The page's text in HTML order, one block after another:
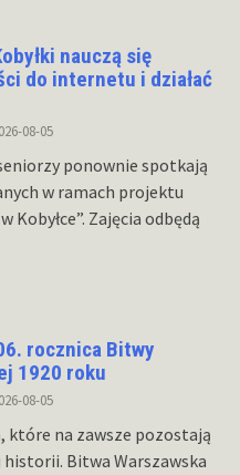
nauczą się
do internetu i działać
08-05
ponownie spotkają
w ramach projektu
Kobyłce”. Zajęcia odbędą
rocznica Bitwy
1920 roku
08-05
które na zawsze pozostają
historii. Bitwa Warszawska